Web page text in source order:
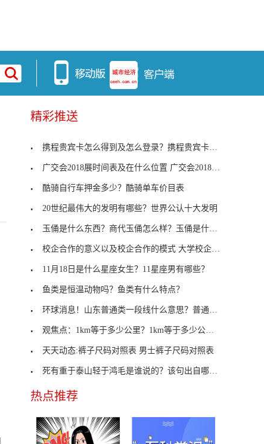
精彩推送
携程贵宾卡怎么得到及怎么登录？携程贵宾卡多少钱？
广交会2018展时间表及在什么位置 广交会2018起止时间
酷骑自行车押金多少？酷骑单车价目表
20世纪最伟大的发明有哪些？世界公认十大发明
玉俑是什么东西？商代玉俑怎么样？玉俑是什么玉？
校企合作的意义以及校企合作的模式 大学校企合作什
11月18日是什么星座女生？11星座男有哪些？
鱼类是恒温动物吗？鱼类有什么特点？
环球消息！山东普通类一段线什么意思？普通类一段线
观焦点：1km等于多少公里？1km等于多少公里多少米？
天天动态:裤子尺码对照表 男士裤子尺码对照表
死有重于泰山轻于鸿毛是谁说的？该句出自哪里？
热点推荐